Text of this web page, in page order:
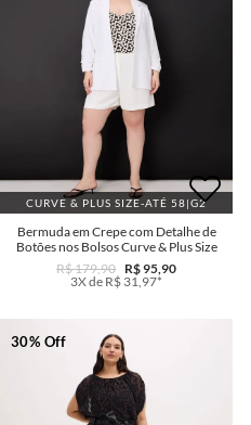
CURVE & PLUS SIZE-ATÉ 58|G2
Bermuda em Crepe com Detalhe de
Botões nos Bolsos Curve & Plus Size
R$ 179,90 R$ 95,90
3X de R$ 31,97*
30% Off